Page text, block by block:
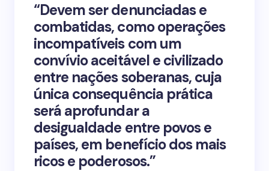
“Devem ser denunciadas e
combatidas, como operações
incompatíveis com um
convívio aceitável e civilizado
entre nações soberanas, cuja
única consequência prática
será aprofundar a
desigualdade entre povos e
países, em benefício dos mais
ricos e poderosos.”